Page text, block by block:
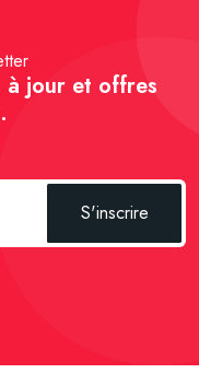
à jour et offres
S'inscrire